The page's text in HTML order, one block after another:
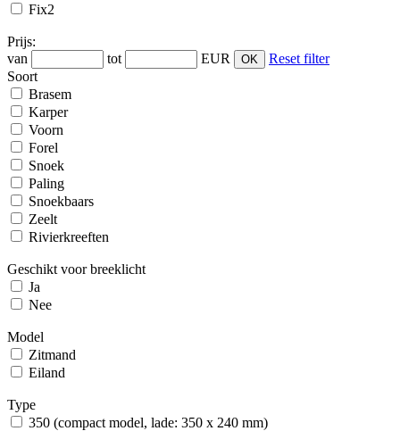
Fix2
Prijs:
van
tot EUR
Reset filter
Soort
Brasem
Karper
Voorn
Forel
Snoek
Paling
Snoekbaars
Zeelt
Rivierkreeften
Geschikt voor breeklicht
Ja
Nee
Model
Zitmand
Eiland
Type
350 (compact model, lade: 350 x 240 mm)